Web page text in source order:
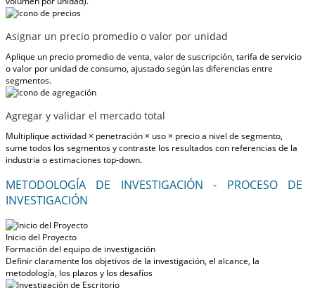
Asignar un precio promedio o valor por unidad
Aplique un precio promedio de venta, valor de suscripción, tarifa de servicio
o valor por unidad de consumo, ajustado según las diferencias entre
segmentos.
Agregar y validar el mercado total
Multiplique actividad × penetración × uso × precio a nivel de segmento,
sume todos los segmentos y contraste los resultados con referencias de la
industria o estimaciones top-down.
METODOLOGÍA DE INVESTIGACIÓN - PROCESO DE
INVESTIGACIÓN
Inicio del Proyecto
Formación del equipo de investigación
Definir claramente los objetivos de la investigación, el alcance, la
metodología, los plazos y los desafíos